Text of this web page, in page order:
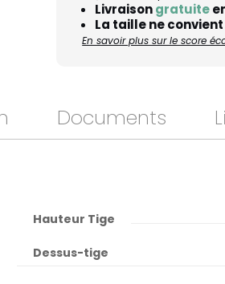
Livraisongratuite
La taille ne convient
En savoir plus sur le score
Documents
Hauteur Tige
Dessus-tige